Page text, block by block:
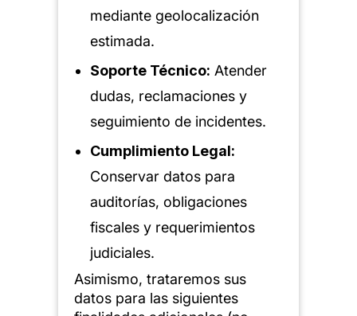
mediante geolocalización
estimada.
Soporte Técnico: Atender
dudas, reclamaciones y
seguimiento de incidentes.
Cumplimiento Legal:
Conservar datos para
auditorías, obligaciones
fiscales y requerimientos
judiciales.
Asimismo, trataremos sus
datos para las siguientes